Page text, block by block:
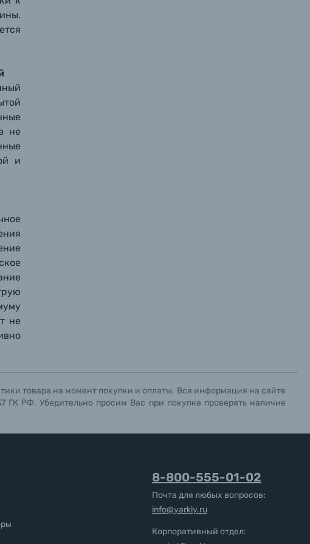
не
и
не
товара на момент покупки и оплаты. Вся информация на сайте
ГК РФ. Убедительно просим Вас при покупке проверять наличие
8-800-555-01-02
Почта для любых вопросов:
info@yarkiy.ru
Корпоративный отдел: